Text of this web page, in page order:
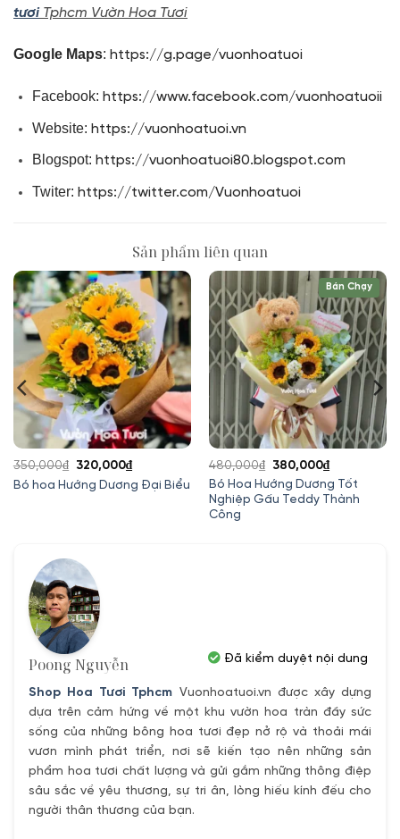
tươi Tphcm Vườn Hoa Tươi
Google Maps: https://g.page/vuonhoatuoi
Facebook: https://www.facebook.com/vuonhoatuoii
Website: https://vuonhoatuoi.vn
Blogspot: https://vuonhoatuoi80.blogspot.com
Twiter: https://twitter.com/Vuonhoatuoi
Sản phẩm liên quan
Bó hoa Hướng Dương Đại Biểu
350,000₫
Giá
gốc
320,000₫Giá
hiện
Bán Chạy
Bó Hoa Hướng Dương Tốt
Nghiệp Gấu Teddy Thành
Công
480,000₫
Giá
gốc
là:
380,000₫Giá
hiện
tại
Poong Nguyễn
Shop Hoa Tươi Tphcm Vuonhoatuoi.vn được xây dựng
dựa trên cảm hứng về một khu vườn hoa tràn đầy sức
sống của những bông hoa tươi đẹp nở rộ và thoải mái
vươn mình phát triển, nơi sẽ kiến tạo nên những sản
phẩm hoa tươi chất lượng và gửi gắm những thông điệp
sâu sắc về yêu thương, sự tri ân, lòng hiếu kính đếu cho
người thân thương của bạn.
Đã kiểm duyệt nội dung